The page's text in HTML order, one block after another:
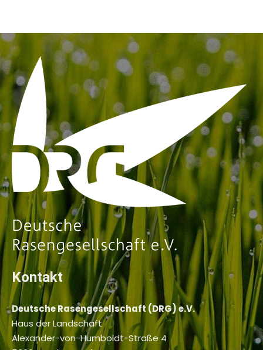
Kontakt
Deutsche Rasengesellschaft (DRG) e.V.
Haus der Landschaft
Alexander-von-Humboldt-Straße 4